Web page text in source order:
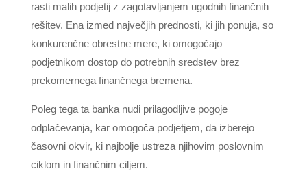
rasti malih podjetij z zagotavljanjem ugodnih finančnih
rešitev. Ena izmed največjih prednosti, ki jih ponuja, so
konkurenčne obrestne mere, ki omogočajo
podjetnikom dostop do potrebnih sredstev brez
prekomernega finančnega bremena.
Poleg tega ta banka nudi prilagodljive pogoje
odplačevanja, kar omogoča podjetjem, da izberejo
časovni okvir, ki najbolje ustreza njihovim poslovnim
ciklom in finančnim ciljem.